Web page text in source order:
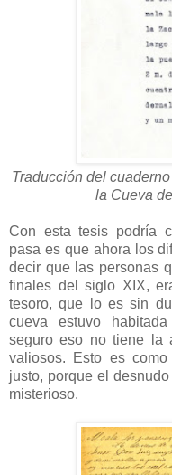
Traducción del
la Cueva
Con esta tesis podría
pasa es que ahora los
decir que las personas
finales del siglo XIX,
tesoro, que lo es sin
cueva estuvo
seguro eso no tiene la
valiosos. Esto es
justo, porque el
misterioso.